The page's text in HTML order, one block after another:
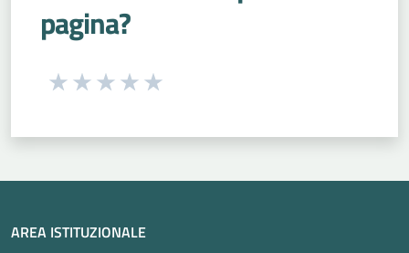
pagina?
Seleziona una valutazione da 1 a 5 stelle
AREA ISTITUZIONALE